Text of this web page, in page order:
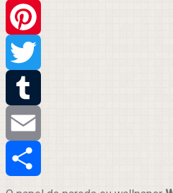
WhatsApp
Pinterest
Twitter
Tumblr
Email